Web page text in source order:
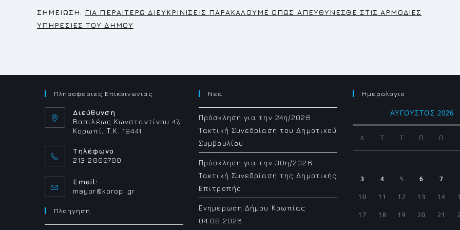
ΣΗΜΕΙΩΣΗ: ΓΙΑ ΠΕΡΑΙΤΕΡΩ ΔΙΕΥΚΡΙΝΙΣΕΙΣ ΠΑΡΑΚΑΛΟΥΜΕ ΟΠΩΣ ΑΠΕΥΘΥΝΕΣΘΕ ΣΤΙΣ ΑΡΜΟΔΙΕΣ
ΥΠΗΡΕΣΙΕΣ ΤΟΥ ΔΗΜΟΥ
Πληροφοριες Επικοινωνιας
Διεύθυνση
Βασιλέως Κωνσταντίνου 47,
Κορωπί, Τ.Κ. 19441
Τηλέφωνο
213 2000700
Email:
mayor@koropi.gr
Πλοηγηση
Νεα
Πρόσκληση για την 24η/2026
Τακτική Συνεδρίαση του Δημοτικού
Συμβουλίου
Πρόσκληση για την 30η/2026
Τακτική Συνεδρίαση της Δημοτικής
Επιτροπής
Ενημέρωση Δήμου Κρωπίας
04.08.2026
Ημερολογιο
ΑΎΓΟΥΣΤΟΣ 2026
Δ Τ Τ Π Π
3 4 5 6 7
10 11 12 13 14
17 18 19 20 21